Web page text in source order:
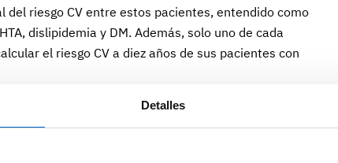
Detalles
del riesgo CV entre estos pacientes, entendido como
dislipidemia y DM. Además, solo uno de cada
el riesgo CV a diez años de sus pacientes con
de la relación entre PsO y riesgo CV y/o no
de cribado CV. Dos de cada tres MAP (67,6%)
factor de riesgo a la hora de prescribir estatinas. El